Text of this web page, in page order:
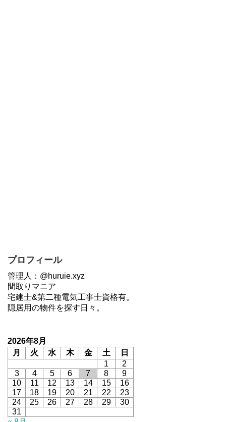
プロフィール
管理人：@huruie.xyz
間取りマニア
宅建士&第二種電気工事士資格有。
隠居用の物件を探す日々。
2026年8月
月
火 水 木 金 土
日
1
2
3
4 5 6 7 8
9
10
11 12 13 14 15
16
17
18 19 20 21 22
23
24
25 26 27 28 29
30
31